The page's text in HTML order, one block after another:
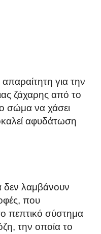
για την
ζάχαρης από το
σώμα να χάσει
αφυδάτωση
δεν λαμβάνουν
που
πεπτικό σύστημα
την οποία το